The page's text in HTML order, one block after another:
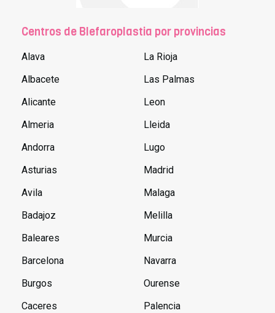
Centros de Blefaroplastia por provincias
Alava
Albacete
Alicante
Almeria
Andorra
Asturias
Avila
Badajoz
Baleares
Barcelona
Burgos
Caceres
La Rioja
Las Palmas
Leon
Lleida
Lugo
Madrid
Malaga
Melilla
Murcia
Navarra
Ourense
Palencia